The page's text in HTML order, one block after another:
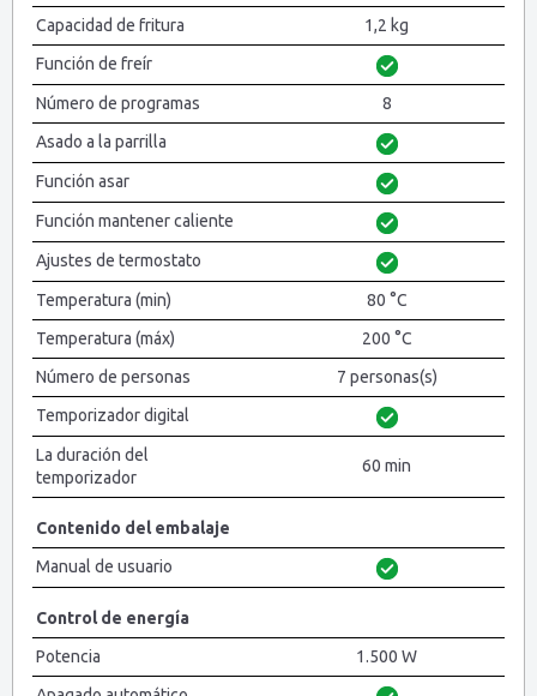
Capacidad de fritura
1,2 kg
Función de freír
Número de programas
8
Asado a la parrilla
Función asar
Función mantener caliente
Ajustes de termostato
Temperatura (min)
80 °C
Temperatura (máx)
200 °C
Número de personas
7 personas(s)
Temporizador digital
La duración del
temporizador
60 min
Contenido del embalaje
Manual de usuario
Control de energía
Potencia
1.500 W